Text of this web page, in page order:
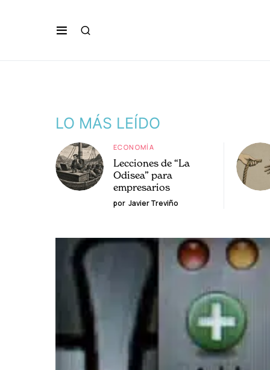
LO MÁS LEÍDO
ECONOMÍA
Lecciones de “La
Odisea” para
empresarios
por Javier Treviño